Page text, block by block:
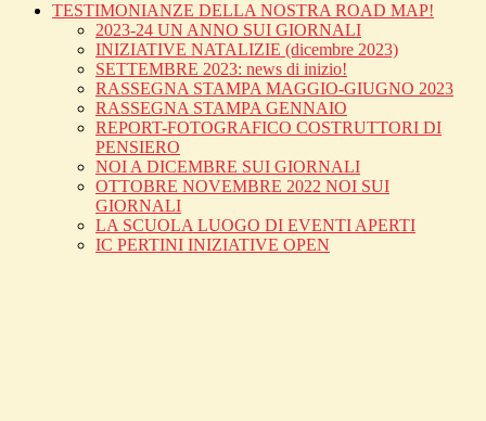
TESTIMONIANZE DELLA NOSTRA ROAD MAP!
2023-24 UN ANNO SUI GIORNALI
INIZIATIVE NATALIZIE (dicembre 2023)
SETTEMBRE 2023: news di inizio!
RASSEGNA STAMPA MAGGIO-GIUGNO 2023
RASSEGNA STAMPA GENNAIO
REPORT-FOTOGRAFICO COSTRUTTORI DI
PENSIERO
NOI A DICEMBRE SUI GIORNALI
OTTOBRE NOVEMBRE 2022 NOI SUI
GIORNALI
LA SCUOLA LUOGO DI EVENTI APERTI
IC PERTINI INIZIATIVE OPEN